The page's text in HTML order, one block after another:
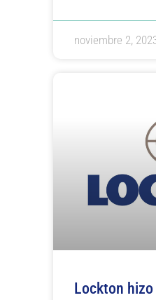
noviembre 2,
Lockton